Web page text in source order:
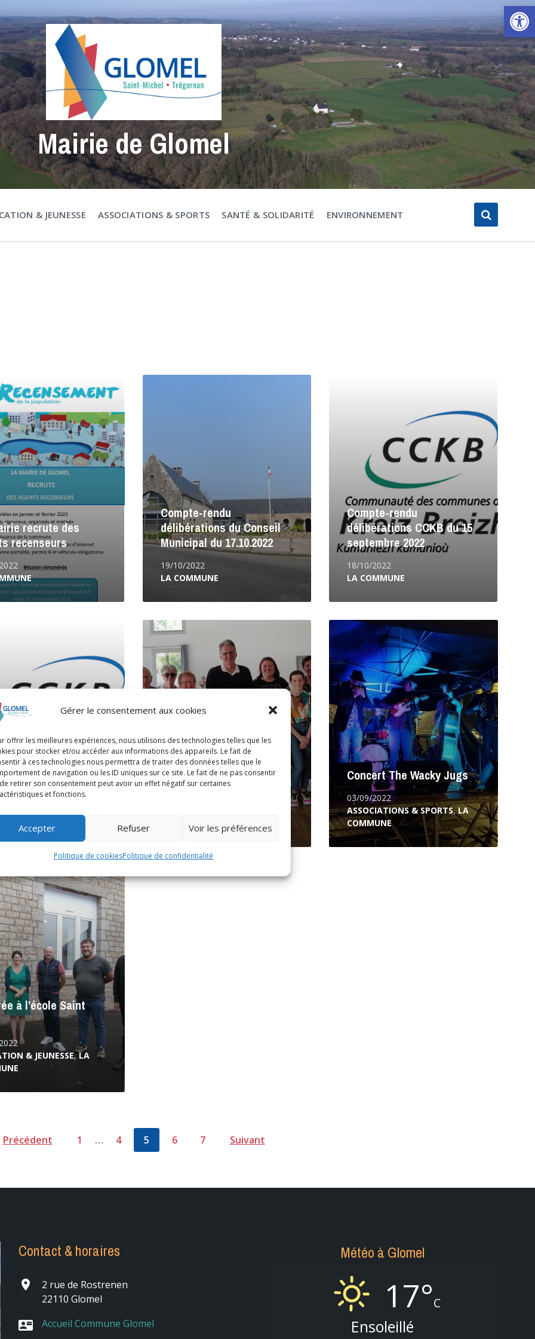
Ouvrir la barre d’outils
Gérer le consentement aux cookies
offrir les meilleures expériences, nous utilisons des technologies telles que les
pour stocker et/ou accéder aux informations des appareils. Le fait de
à ces technologies nous permettra de traiter des données telles que le
de navigation ou les ID uniques sur ce site. Le fait de ne pas consentir
retirer son consentement peut avoir un effet négatif sur certaines
et fonctions.
Accepter Refuser Voir les préférences
Politique de cookiesPolitique de confidentialité
Mairie de Glomel
& JEUNESSE ASSOCIATIONS & SPORTS SANTÉ & SOLIDARITÉ ENVIRONNEMENT
recrute des
recenseurs
Compte-rendu
délibérations du Conseil
Municipal du 17.10.2022
19/10/2022
LA COMMUNE
Lire
Compte-rendu
délibérations CCKB du 15
septembre 2022
18/10/2022
LA COMMUNE
rendu
CCKB du 7
Repas annuel du CCAS
SOLIDARITÉ
Lire
suite
Concert The Wacky Jugs
03/09/2022
ASSOCIATIONS & SPORTS, LA
COMMUNE
Lire
la
suite
à l’école Saint
& JEUNESSE,LA
Précédent 1 … 4 5 6 7 Suivant
Contact & horaires
place
2 rue de Rostrenen
22110 Glomel
contact_mail Accueil Commune Glomel
Météo à Glomel
17°C
Ensoleillé